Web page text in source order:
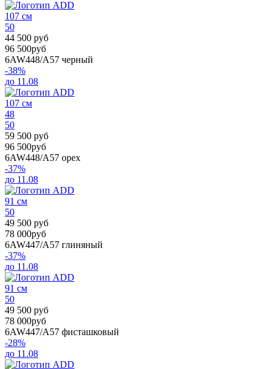
107 см
50
44 500 руб
96 500руб
6AW448/A57 черный
-38%
до 11.08
107 см
48
50
59 500 руб
96 500руб
6AW448/A57 орех
-37%
до 11.08
91 см
50
49 500 руб
78 000руб
6AW447/A57 глиняный
-37%
до 11.08
91 см
50
49 500 руб
78 000руб
6AW447/A57 фисташковый
-28%
до 11.08